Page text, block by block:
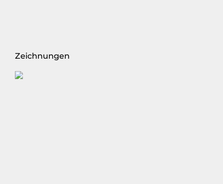
Zeichnungen